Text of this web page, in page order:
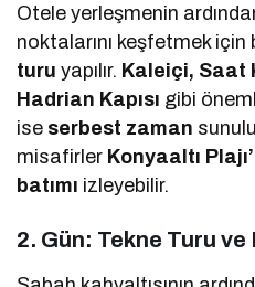
Otele yerleşmenin
noktalarını keşfetmek için
turu yapılır. Kaleiçi, Saat
Hadrian Kapısı gibi
ise serbest zaman
misafirler Konyaaltı
batımı izleyebilir.
2. Gün: Tekne Turu